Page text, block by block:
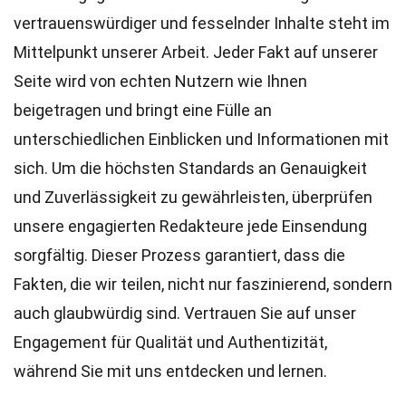
vertrauenswürdiger und fesselnder Inhalte steht im
Mittelpunkt unserer Arbeit. Jeder Fakt auf unserer
Seite wird von echten Nutzern wie Ihnen
beigetragen und bringt eine Fülle an
unterschiedlichen Einblicken und Informationen mit
sich. Um die höchsten Standards an Genauigkeit
und Zuverlässigkeit zu gewährleisten, überprüfen
unsere engagierten Redakteure jede Einsendung
sorgfältig. Dieser Prozess garantiert, dass die
Fakten, die wir teilen, nicht nur faszinierend, sondern
auch glaubwürdig sind. Vertrauen Sie auf unser
Engagement für Qualität und Authentizität,
während Sie mit uns entdecken und lernen.